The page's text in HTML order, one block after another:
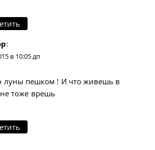
:
в 10:05 дп
луны пешком ! И что живешь в
тоже врешь